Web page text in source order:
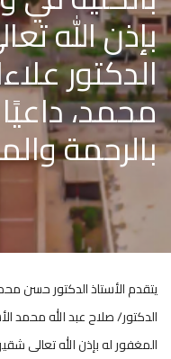
بإذن الله
الدكتور
محمد،
بالرحمة
يتقدم الأستاذ الدكتور حسن
الدكتور/ صلاح عبد الله محمد
المغفور له بإذن الله تعالى